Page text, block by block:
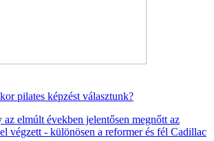
pilates képzést választunk?
elmúlt években jelentősen megnőtt az
végzett - különösen a reformer és fél Cadillac